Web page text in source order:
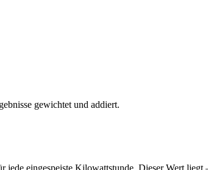
gewichtet und addiert.